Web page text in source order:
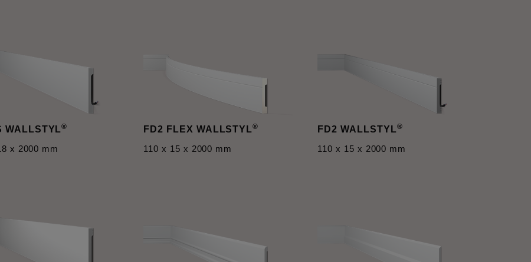
WALLSTYL®
x 2000 mm
FD2 FLEX WALLSTYL®
110 x 15 x 2000 mm
FD2 WALLSTYL®
110 x 15 x 2000 mm